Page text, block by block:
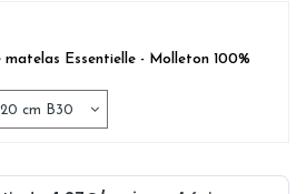
matelas Essentielle - Molleton 100%